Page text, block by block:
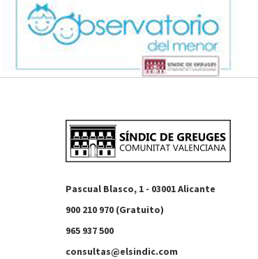
Pascual Blasco, 1 - 03001 Alicante
900 210 970 (Gratuito)
965 937 500
consultas@elsindic.com